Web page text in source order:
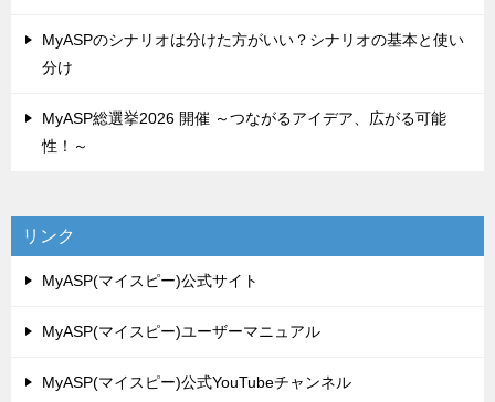
MyASPのシナリオは分けた方がいい？シナリオの基本と使い
分け
MyASP総選挙2026 開催 ～つながるアイデア、広がる可能
性！～
リンク
MyASP(マイスピー)公式サイト
MyASP(マイスピー)ユーザーマニュアル
MyASP(マイスピー)公式YouTubeチャンネル